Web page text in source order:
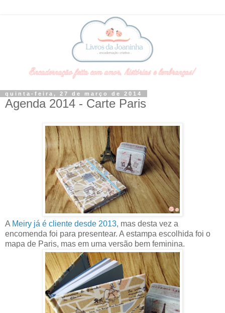
quinta-feira, 27 de março de 2014
Agenda 2014 - Carte Paris
A Meiry já é cliente desde 2013, mas desta vez a
encomenda foi para presentear. A estampa escolhida foi o
mapa de Paris, mas em uma versão bem feminina.